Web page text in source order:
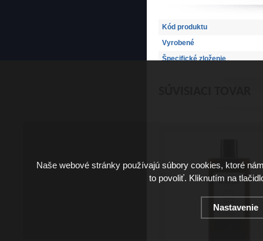
Kód produktu
Vyrobené
Špecifické zloženie
Naše webové stránky používajú súbory cookies, ktoré
to povoliť. Kliknutím na
Nastavenie